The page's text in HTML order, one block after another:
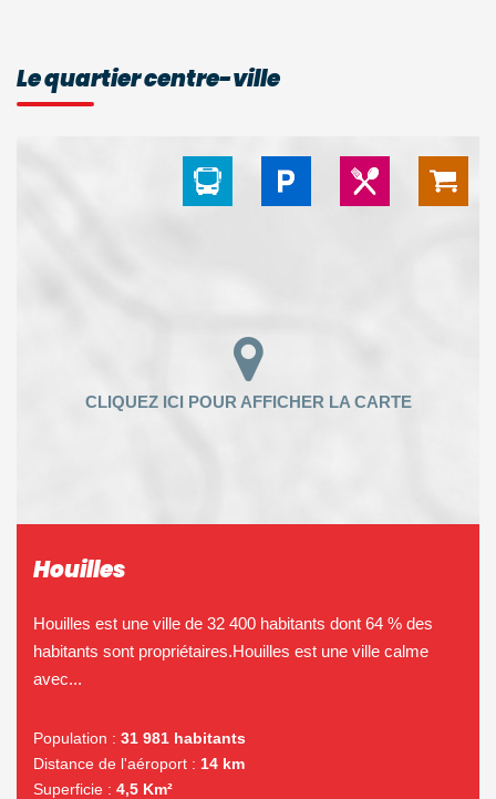
Le quartier centre-ville
Houilles
Houilles est une ville de 32 400 habitants dont 64 % des
habitants sont propriétaires.Houilles est une ville calme
avec...
Population : 31 981 habitants
Distance de l'aéroport : 14 km
Superficie : 4,5 Km²